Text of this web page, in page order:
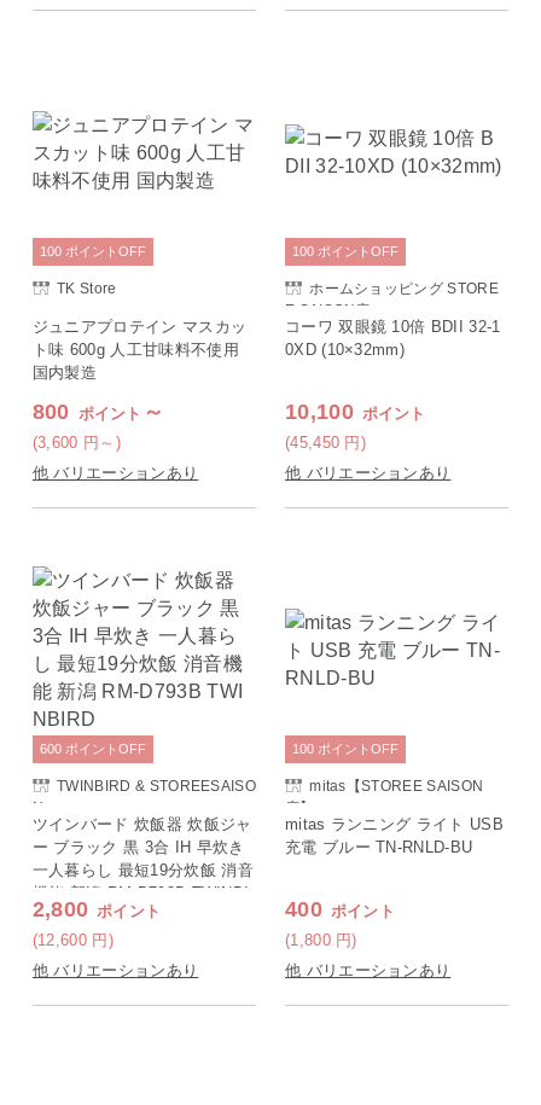
TK Store
ジュニアプロテイン マスカッ
ト味 600g 人工甘味料不使用
国内製造
800 ポイント ～
(3,600 円 ～)
100 ポイント OFF
他 バリエーションあり
ホームショッピング STORE
E SAISON店
コーワ 双眼鏡 10倍 BDII 32-1
0XD (10×32mm)
10,100 ポイント
(45,450 円)
100 ポイント OFF
他 バリエーションあり
TWINBIRD & STOREESAISO
N
ツインバード 炊飯器 炊飯ジャ
ー ブラック 黒 3合 IH 早炊き
一人暮らし 最短19分炊飯 消音
機能 新潟 RM-D793B TWINBI
RD
2,800 ポイント
(12,600 円)
600 ポイント OFF
他 バリエーションあり
mitas【STOREE SAISON
店】
mitas ランニング ライト USB
充電 ブルー TN-RNLD-BU
400 ポイント
(1,800 円)
100 ポイント OFF
他 バリエーションあり